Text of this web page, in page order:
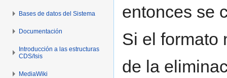
entonces se
Si el formato
de la
Bases de datos del Sistema
Documentación
Introducción a las estructuras
CDS/Isis
MediaWiki